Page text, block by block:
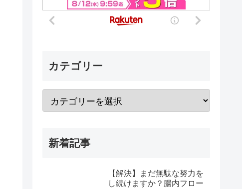
カテゴリー
新着記事
【解決】まだ無駄な努力を
し続けますか？腸内フロー